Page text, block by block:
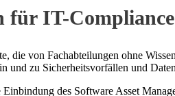
für IT-Compliance
die von Fachabteilungen ohne
und zu Sicherheitsvorfällen und
des Software Asset